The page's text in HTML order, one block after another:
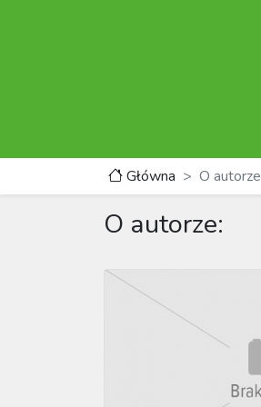
Główna
O autorze
O autorze: